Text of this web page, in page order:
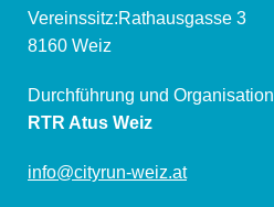
Vereinssitz:Rathausgasse 3
8160 Weiz
Durchführung und
RTR Atus Weiz
info@cityrun-weiz.at